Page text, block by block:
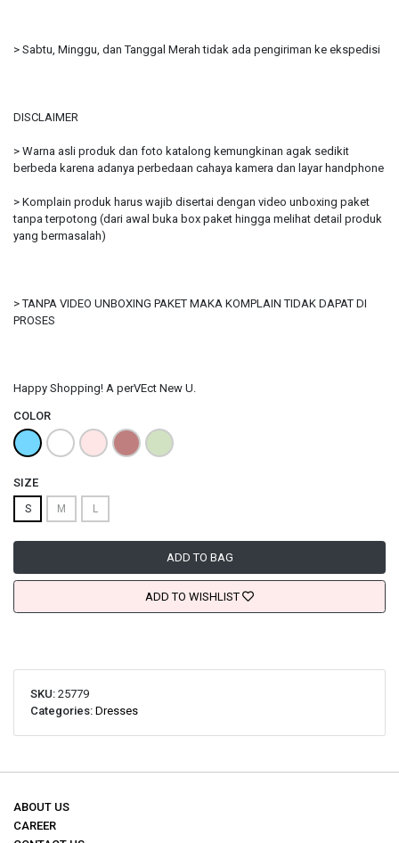
> Sabtu, Minggu, dan Tanggal Merah tidak ada pengiriman ke ekspedisi
DISCLAIMER
> Warna asli produk dan foto katalong kemungkinan agak sedikit
berbeda karena adanya perbedaan cahaya kamera dan layar handphone
> Komplain produk harus wajib disertai dengan video unboxing paket
tanpa terpotong (dari awal buka box paket hingga melihat detail produk
yang bermasalah)
> TANPA VIDEO UNBOXING PAKET MAKA KOMPLAIN TIDAK DAPAT DI
PROSES
Happy Shopping! A perVEct New U.
COLOR
SIZE
S M L
ADD TO BAG
ADD TO WISHLIST
SKU: 25779
Categories: Dresses
ABOUT US
CAREER